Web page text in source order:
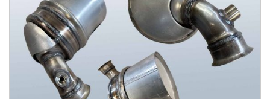
afbeeldingen-
gallerij